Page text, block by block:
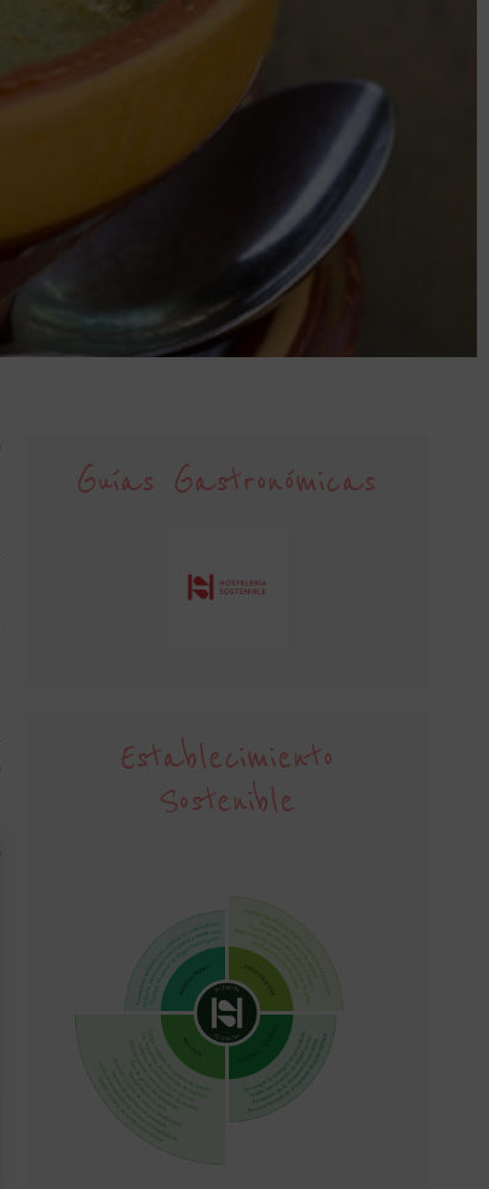
Guías Gastronómicas
Establecimiento
Sostenible